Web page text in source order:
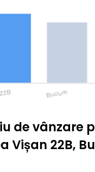
de vânzare
Vișan 22B,